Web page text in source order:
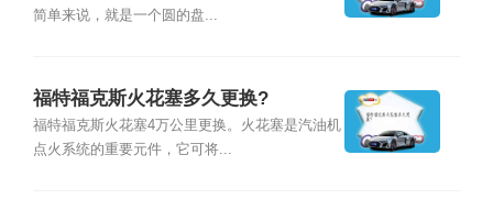
简单来说，就是一个圆的盘...
福特福克斯火花塞多久更换?
福特福克斯火花塞4万公里更换。火花塞是汽油机
点火系统的重要元件，它可将...